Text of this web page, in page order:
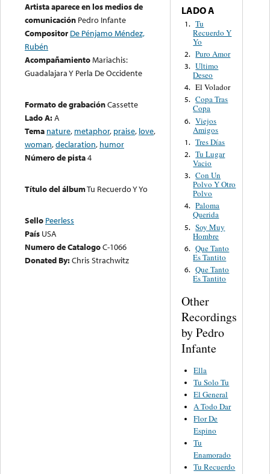
Artista aparece en los medios de
comunicación Pedro Infante
Compositor De Pénjamo Méndez,
Rubén
AcompañamientoMariachis:
Guadalajara Y Perla De Occidente
Formato de grabaciónCassette
Lado A:A
Tema nature, metaphor, praise, love,
woman,declaration, humor
Número de pista4
Título del álbumTu Recuerdo Y Yo
Sello Peerless
País USA
Numero de CatalogoC-1066
Donated By:Chris Strachwitz
LADO A
1. Tu
Recuerdo Y
Yo
2. Puro Amor
3. Ultimo
Deseo
4. El Volador
5. Copa Tras
Copa
6. Viejos
Amigos
1. Tres Días
2. Tu Lugar
Vacio
3. Con Un
Polvo Y Otro
Polvo
4. Paloma
Querida
5. Soy Muy
Hombre
6. Que Tanto
Es Tantito
6. Que Tanto
Es Tantito
Other
Recordings
by Pedro
Infante
Ella
Tu Solo Tu
El General
A Todo Dar
Flor De
Espino
Tu
Enamorado
Tu Recuerdo